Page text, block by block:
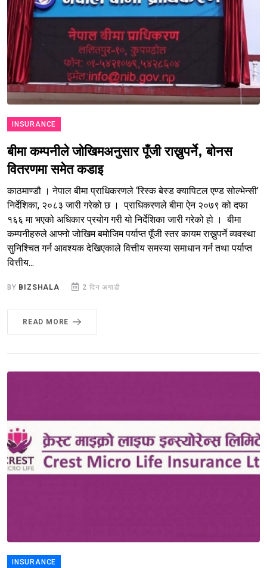
INSURANCE
बीमा कम्पनीले जोखिमअनुसार पूँजी राख्नुपर्ने, बोनस
वितरणमा समेत कडाइ
काठमाण्डौ । नेपाल बीमा प्राधिकरणले ‘रिस्क बेस्ड क्यापिटल एण्ड सोल्भेन्सी’
निर्देशिका, २०८३ जारी गरेको छ । प्राधिकरणले बीमा ऐन २०७९ को दफा
१६६ मा भएको अधिकार प्रयोग गरी यो निर्देशिका जारी गरेको हो । बीमा
कम्पनीहरुले आफ्नो जोखिम बमोजिम पर्याप्त पूँजी स्तर कायम राख्नुपर्ने व्यवस्था
सुनिश्चित गर्न आवश्यक देखिएकाले वित्तीय समस्या समाधान गर्न तथा पर्याप्त
वित्तीय...
BY BIZSHALA 2 दिन अगाडी
READ MORE
INSURANCE